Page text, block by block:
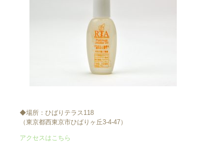
◆場所：ひばりテラス118
（東京都西東京市ひばりヶ丘3-4-47）
アクセスはこちら